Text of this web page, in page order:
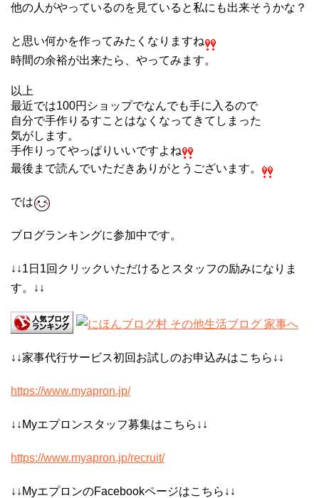
他の人がやっているのを見ていると私にも出来そうかな？
と思い何かを作ってみたくなりますね
時間の余裕が出来たら、やってみます。
以上
最近では100円ショップでなんでも手に入るので
自分で手作りるすことはなくなってきてしまった
気がします。
手作りってやっぱりいいですよね
最後まで読んでいただきありがとうございます。
では
ブログランキングに参加中です。
↓↓1日1回クリックいただけるとスタッフの励みになりま
す。↓↓
↓↓家事代行サービス初回お試しのお申込みはこちら↓↓
https://www.myapron.jp/
↓↓Myエプロンスタッフ募集はこちら↓↓
https://www.myapron.jp/recruit/
↓↓MyエプロンのFacebookページはこちら↓↓